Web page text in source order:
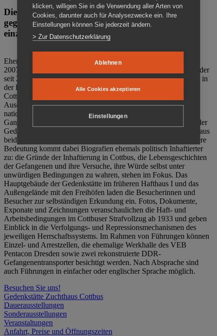
Die Gedenkstätte Zuchthaus Cottbus ist ein Ort
gegen das Vergessen. Anschaulich, nah und
einzigartig.
Ehemalige politische Häftlinge der DDR gründeten im Oktober
2007 den Verein Menschenrechtszentrum Cottbus e. V. (MRZ), der
seit 2011 Eigentümer des ehemaligen Gefängnisses (1860-2002) in
der Bautzener Straße und Träger der Gedenkstätte Zuchthaus
Cottbus ist. Im Zentrum der Arbeit der Gedenkstätte steht die
Auseinandersetzung mit politischem Unrecht während der
nationalsozialistischen Terrorherrschaft und der SED-Diktatur.
Ganzjährig zeigen mehrere Dauer- und Sonderausstellungen in der
Gedenkstätte Zuchthaus Cottbus Beispiele politischen Unrechts aus
beiden deutschen Diktaturen des 20. Jahrhunderts. Eine besondere
Bedeutung kommt dabei Biografien ehemals politisch Inhaftierter
zu: die Gründe der Inhaftierung in Cottbus, die Lebensgeschichten
der Gefangenen und ihre Versuche, ihre Würde selbst unter
unwürdigen Bedingungen zu wahren, stehen im Fokus. Das
Hauptgebäude der Gedenkstätte im früheren Hafthaus I und das
Außengelände mit den Freihöfen laden die Besucherinnen und
Besucher zur selbständigen Erkundung ein. Fotos, Dokumente,
Exponate und Zeichnungen veranschaulichen die Haft- und
Arbeitsbedingungen im Cottbuser Strafvollzug ab 1933 und geben
Einblick in die Verfolgungs- und Repressionsmechanismen des
jeweiligen Herrschaftssystems. Im Rahmen von Führungen können
Einzel- und Arrestzellen, die ehemalige Werkhalle des VEB
Pentacon Dresden sowie zwei rekonstruierte DDR-
Gefangenentransporter besichtigt werden. Nach Absprache sind
auch Führungen in einfacher oder englischer Sprache möglich.
Besuchen Sie uns!
Gedenkstätte Zuchthaus Cottbus
Dauerausstellungen
Sonderausstellungen
Veranstaltungen
Anfahrt, Preise und Öffnungszeiten
klicken, willigen Sie in die Verwendung aller Arten von
Cookies, darunter auch für Analysezwecke ein. Ihre
Einstellungen können Sie jederzeit ändern.
> Zur Datenschutzerklärung
Ablehnen
Alle Cookies akzeptieren
Einstellungen